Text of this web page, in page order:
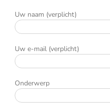
Uw naam (verplicht)
Uw e-mail (verplicht)
Onderwerp